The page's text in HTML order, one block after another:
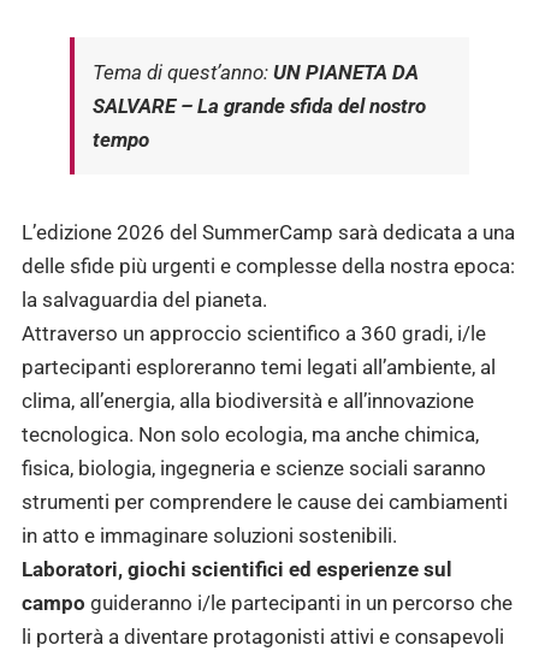
Tema di quest’anno: UN PIANETA DA
SALVARE – La grande sfida del nostro
tempo
L’edizione 2026 del SummerCamp sarà dedicata a una
delle sfide più urgenti e complesse della nostra epoca:
la salvaguardia del pianeta.
Attraverso un approccio scientifico a 360 gradi, i/le
partecipanti esploreranno temi legati all’ambiente, al
clima, all’energia, alla biodiversità e all’innovazione
tecnologica. Non solo ecologia, ma anche chimica,
fisica, biologia, ingegneria e scienze sociali saranno
strumenti per comprendere le cause dei cambiamenti
in atto e immaginare soluzioni sostenibili.
Laboratori, giochi scientifici ed esperienze sul
campo guideranno i/le partecipanti in un percorso che
li porterà a diventare protagonisti attivi e consapevoli